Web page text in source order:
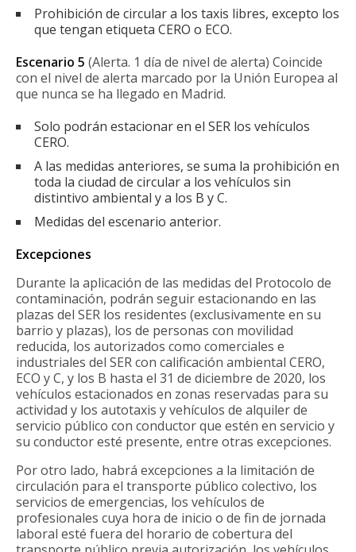
Prohibición de circular a los taxis libres, excepto los
que tengan etiqueta CERO o ECO.
Escenario 5 (Alerta. 1 día de nivel de alerta) Coincide
con el nivel de alerta marcado por la Unión Europea al
que nunca se ha llegado en Madrid.
Solo podrán estacionar en el SER los vehículos
CERO.
A las medidas anteriores, se suma la prohibición en
toda la ciudad de circular a los vehículos sin
distintivo ambiental y a los B y C.
Medidas del escenario anterior.
Excepciones
Durante la aplicación de las medidas del Protocolo de
contaminación, podrán seguir estacionando en las
plazas del SER los residentes (exclusivamente en su
barrio y plazas), los de personas con movilidad
reducida, los autorizados como comerciales e
industriales del SER con calificación ambiental CERO,
ECO y C, y los B hasta el 31 de diciembre de 2020, los
vehículos estacionados en zonas reservadas para su
actividad y los autotaxis y vehículos de alquiler de
servicio público con conductor que estén en servicio y
su conductor esté presente, entre otras excepciones.
Por otro lado, habrá excepciones a la limitación de
circulación para el transporte público colectivo, los
servicios de emergencias, los vehículos de
profesionales cuya hora de inicio o de fin de jornada
laboral esté fuera del horario de cobertura del